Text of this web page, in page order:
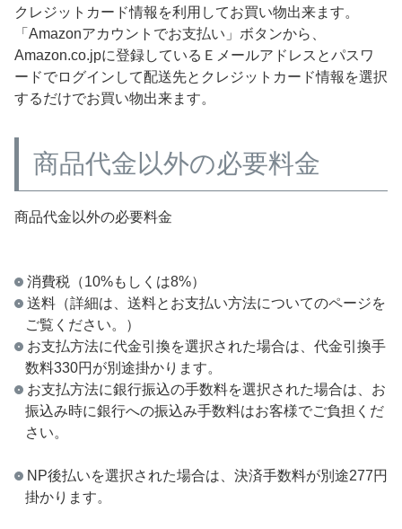
クレジットカード情報を利用してお買い物出来ます。
「Amazonアカウントでお支払い」ボタンから、
Amazon.co.jpに登録しているＥメールアドレスとパスワ
ードでログインして配送先とクレジットカード情報を選択
するだけでお買い物出来ます。
商品代金以外の必要料金
商品代金以外の必要料金
消費税（10%もしくは8%）
送料（詳細は、送料とお支払い方法についてのページを
ご覧ください。）
お支払方法に代金引換を選択された場合は、代金引換手
数料330円が別途掛かります。
お支払方法に銀行振込の手数料を選択された場合は、お
振込み時に銀行への振込み手数料はお客様でご負担くだ
さい。
NP後払いを選択された場合は、決済手数料が別途277円
掛かります。